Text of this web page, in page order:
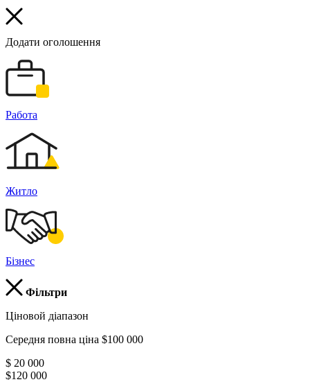
Додати оголошення
Работа
Житло
Бізнес
Фільтри
Ціновой діапазон
Середня повна ціна $100 000
$ 20 000
$120 000